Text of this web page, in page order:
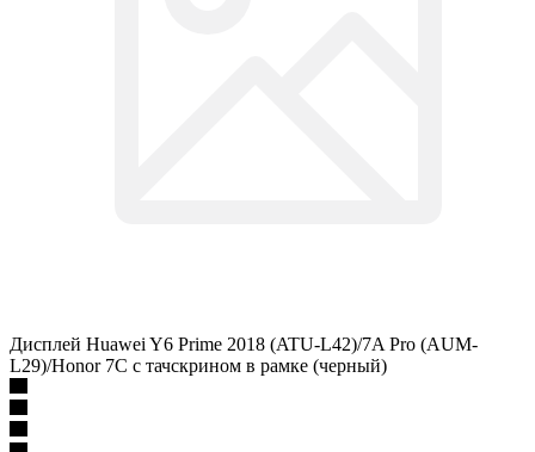
Дисплей Huawei Y6 Prime 2018 (ATU-L42)/7A Pro (AUM-
L29)/Honor 7C c тачскрином в рамке (черный)